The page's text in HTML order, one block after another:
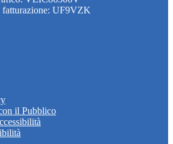
UF9VZK
il Pubblico